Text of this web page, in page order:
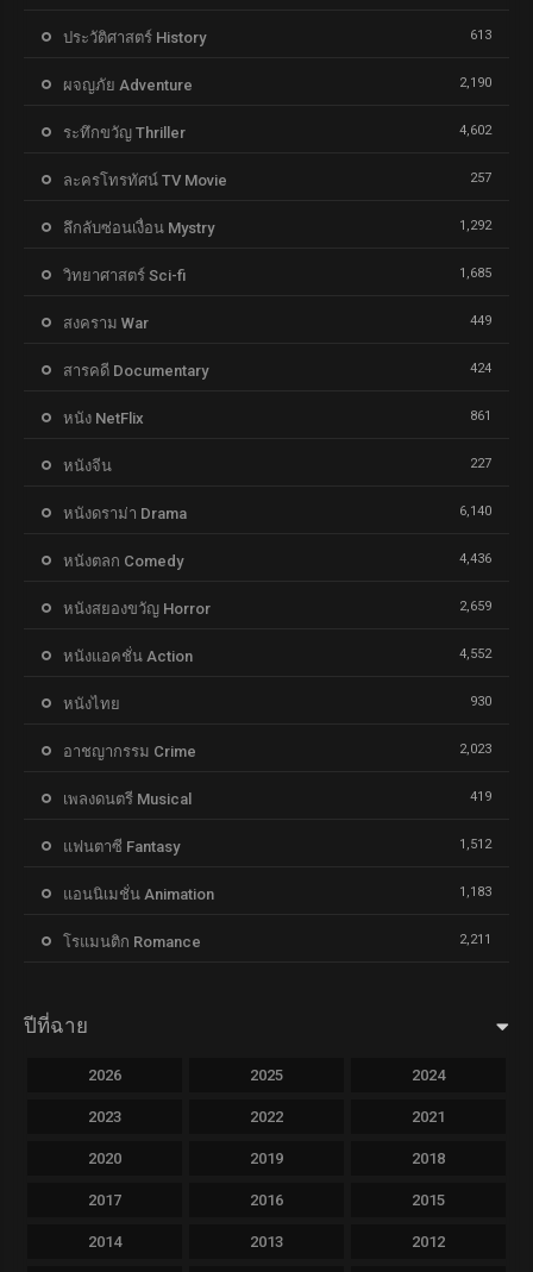
ประวัติศาสตร์ History 613
ผจญภัย Adventure 2,190
ระทึกขวัญ Thriller 4,602
ละครโทรทัศน์ TV Movie 257
ลึกลับซ่อนเงื่อน Mystry 1,292
วิทยาศาสตร์ Sci-fi 1,685
สงคราม War 449
สารคดี Documentary 424
หนัง NetFlix 861
หนังจีน 227
หนังดราม่า Drama 6,140
หนังตลก Comedy 4,436
หนังสยองขวัญ Horror 2,659
หนังแอคชั่น Action 4,552
หนังไทย 930
อาชญากรรม Crime 2,023
เพลงดนตรี Musical 419
แฟนตาซี Fantasy 1,512
แอนนิเมชั่น Animation 1,183
โรแมนติก Romance 2,211
ปีที่ฉาย
2026 2025 2024
2023 2022 2021
2020 2019 2018
2017 2016 2015
2014 2013 2012